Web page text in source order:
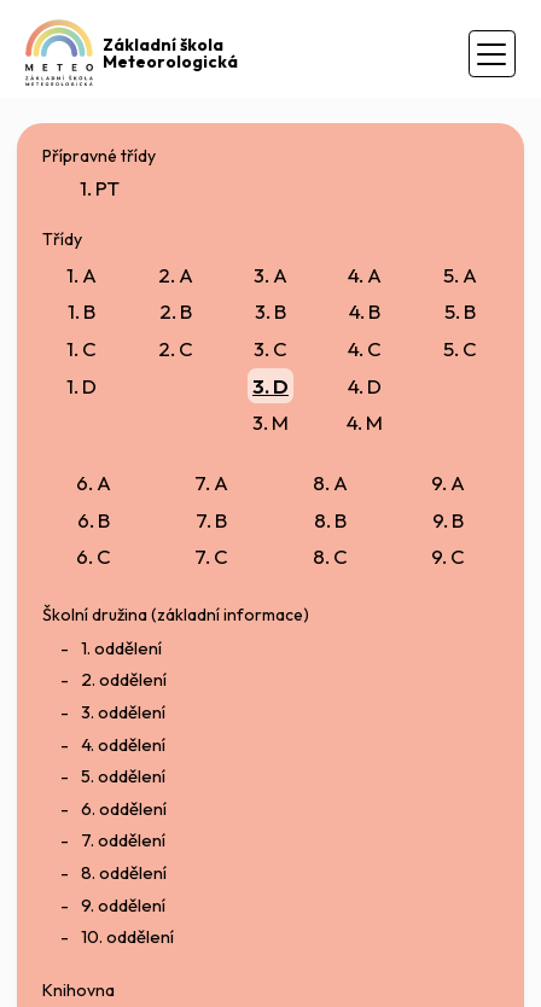
Základní škola
Meteorologická
Přípravné třídy
1. PT
Třídy
1. A
1. B
1. C
1. D
2. A
2. B
2. C
3. A
3. B
3. C
3. D
3. M
4. A
4. B
4. C
4. D
4. M
5. A
5. B
5. C
6. A
6. B
6. C
7. A
7. B
7. C
8. A
8. B
8. C
9. A
9. B
9. C
Školní družina (základní informace)
1. oddělení
2. oddělení
3. oddělení
4. oddělení
5. oddělení
6. oddělení
7. oddělení
8. oddělení
9. oddělení
10. oddělení
Knihovna